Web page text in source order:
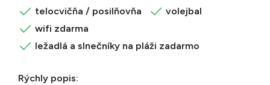
telocvičňa / posilňovňa
volejbal
wifi zdarma
ležadlá a slnečníky na pláži zadarmo
Rýchly popis: